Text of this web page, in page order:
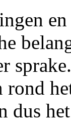
en
dus